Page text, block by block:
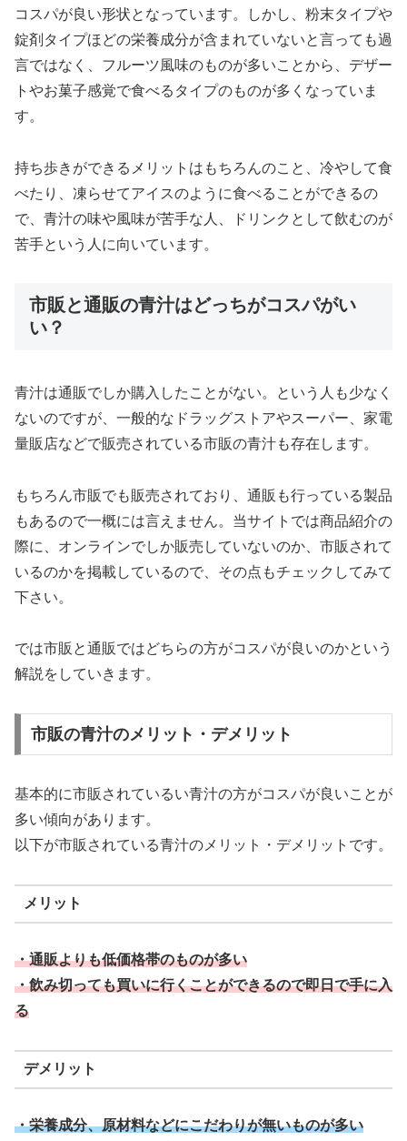
コスパが良い形状となっています。しかし、粉末タイプや
錠剤タイプほどの栄養成分が含まれていないと言っても過
言ではなく、フルーツ風味のものが多いことから、デザー
トやお菓子感覚で食べるタイプのものが多くなっていま
す。
持ち歩きができるメリットはもちろんのこと、冷やして食
べたり、凍らせてアイスのように食べることができるの
で、青汁の味や風味が苦手な人、ドリンクとして飲むのが
苦手という人に向いています。
市販と通販の青汁はどっちがコスパがい
い？
青汁は通販でしか購入したことがない。という人も少なく
ないのですが、一般的なドラッグストアやスーパー、家電
量販店などで販売されている市販の青汁も存在します。
もちろん市販でも販売されており、通販も行っている製品
もあるので一概には言えません。当サイトでは商品紹介の
際に、オンラインでしか販売していないのか、市販されて
いるのかを掲載しているので、その点もチェックしてみて
下さい。
では市販と通販ではどちらの方がコスパが良いのかという
解説をしていきます。
市販の青汁のメリット・デメリット
基本的に市販されているい青汁の方がコスパが良いことが
多い傾向があります。
以下が市販されている青汁のメリット・デメリットです。
メリット
・通販よりも低価格帯のものが多い
・飲み切っても買いに行くことができるので即日で手に入
る
デメリット
・栄養成分、原材料などにこだわりが無いものが多い